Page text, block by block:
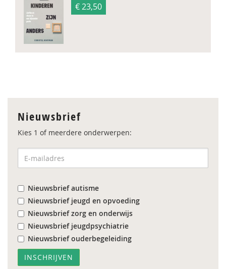
€ 23,50
Nieuwsbrief
Kies 1 of meerdere onderwerpen:
Nieuwsbrief autisme
Nieuwsbrief jeugd en opvoeding
Nieuwsbrief zorg en onderwijs
Nieuwsbrief jeugdpsychiatrie
Nieuwsbrief ouderbegeleiding